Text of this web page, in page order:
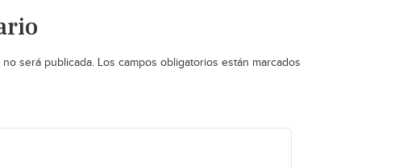
será publicada. Los campos obligatorios están marcados